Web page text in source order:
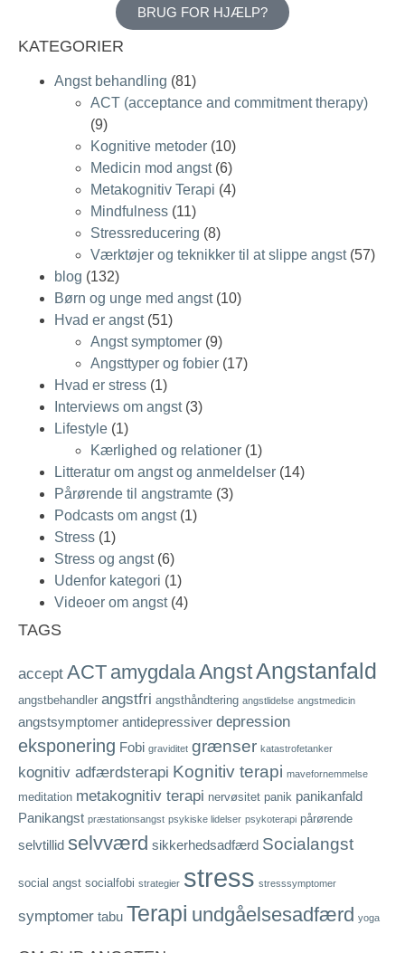
BRUG FOR HJÆLP?
KATEGORIER
Angst behandling (81)
ACT (acceptance and commitment therapy)
(9)
Kognitive metoder (10)
Medicin mod angst(6)
Metakognitiv Terapi (4)
Mindfulness (11)
Stressreducering (8)
Værktøjer og teknikker til at slippe angst(57)
blog (132)
Børn og unge med angst(10)
Hvad er angst(51)
Angst symptomer (9)
Angsttyper og fobier (17)
Hvad er stress (1)
Interviews om angst(3)
Lifestyle (1)
Kærlighed og relationer (1)
Litteratur om angst og anmeldelser (14)
Pårørende til angstramte (3)
Podcasts om angst(1)
Stress (1)
Stress og angst(6)
Udenfor kategori (1)
Videoer om angst(4)
TAGS
accept ACT amygdalaAngstAngstanfald
angstbehandler angstfri angsthåndtering angstlidelse angstmedicin
angstsymptomer antidepressiver depression
eksponering Fobi graviditet grænser katastrofetanker
kognitiv adfærdsterapi Kognitiv terapi mavefornemmelse
meditation metakognitiv terapi nervøsitet panik panikanfald
Panikangst præstationsangst psykiske lidelser psykoterapi pårørende
selvtillid selvværd sikkerhedsadfærd Socialangst
social angst socialfobi strategier stress stresssymptomer
symptomer tabu Terapi undgåelsesadfærd yoga